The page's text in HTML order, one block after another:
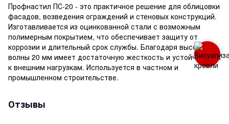
Профнастил ПС-20 - это практичное решение для облицовки
фасадов, возведения ограждений и стеновых конструкций.
Изготавливается из оцинкованной стали с возможным
полимерным покрытием, что обеспечивает защиту от
коррозии и длительный срок службы. Благодаря высоте
волны 20 мм имеет достаточную жесткость и устойчивость
к внешним нагрузкам. Используется в частном и
промышленном строительстве.
Отзывы